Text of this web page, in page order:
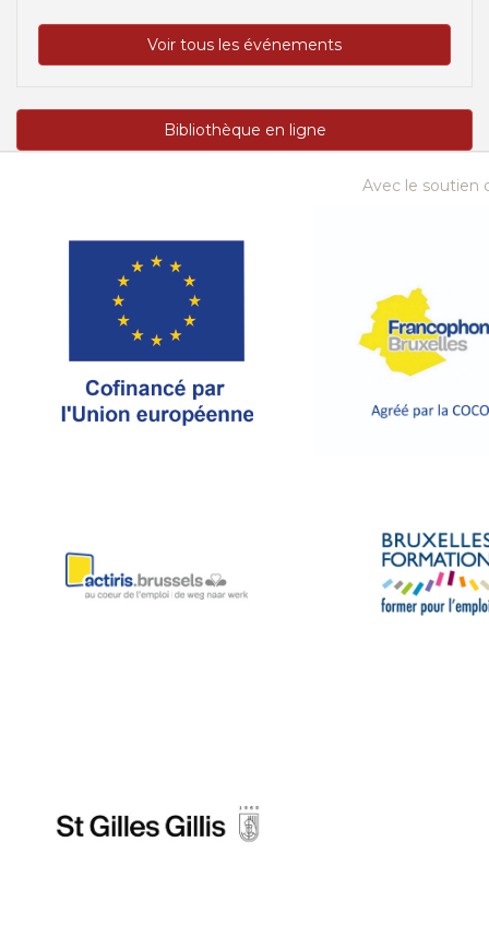
Voir tous les événements
Bibliothèque en ligne
Avec le soutien